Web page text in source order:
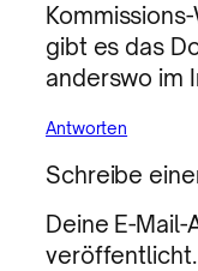
gibt es das
anderswo im
Antworten
Schreibe
Deine E-
veröffentlicht.